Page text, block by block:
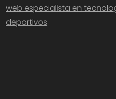
web especialista en
deportivos